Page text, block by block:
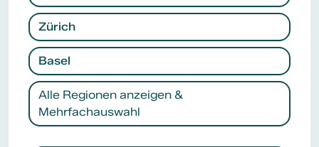
Zürich
Basel
Alle Regionen anzeigen &
Mehrfachauswahl